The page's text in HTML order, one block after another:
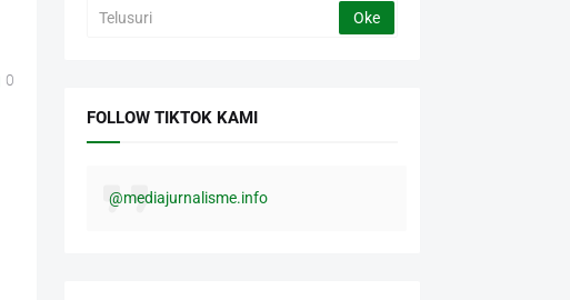
0
FOLLOW TIKTOK KAMI
@mediajurnalisme.info